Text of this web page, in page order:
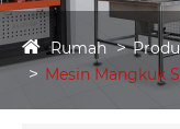
Rumah
Mesin Mangkuk